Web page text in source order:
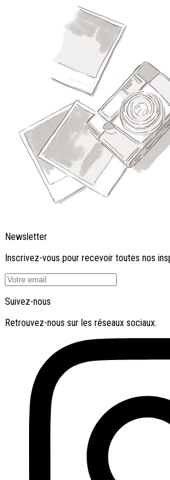
Newsletter
Inscrivez-vous pour recevoir toutes nos
Suivez-nous
Retrouvez-nous sur les réseaux sociaux.